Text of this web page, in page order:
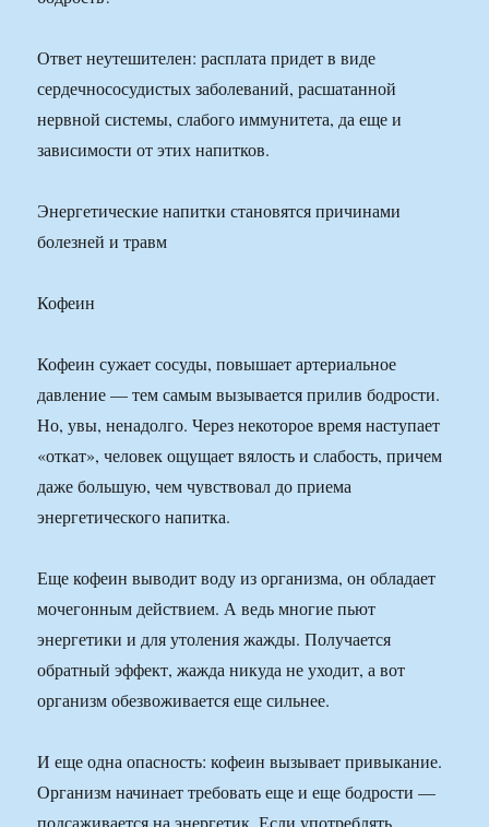
Ответ неутешителен: расплата придет в виде
сердечнососудистых заболеваний, расшатанной
нервной системы, слабого иммунитета, да еще и
зависимости от этих напитков.
Энергетические напитки становятся причинами
болезней и травм
Кофеин
Кофеин сужает сосуды, повышает артериальное
давление — тем самым вызывается прилив бодрости.
Но, увы, ненадолго. Через некоторое время наступает
«откат», человек ощущает вялость и слабость, причем
даже большую, чем чувствовал до приема
энергетического напитка.
Еще кофеин выводит воду из организма, он обладает
мочегонным действием. А ведь многие пьют
энергетики и для утоления жажды. Получается
обратный эффект, жажда никуда не уходит, а вот
организм обезвоживается еще сильнее.
И еще одна опасность: кофеин вызывает привыкание.
Организм начинает требовать еще и еще бодрости —